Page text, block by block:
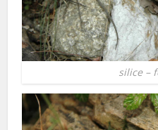
silice –